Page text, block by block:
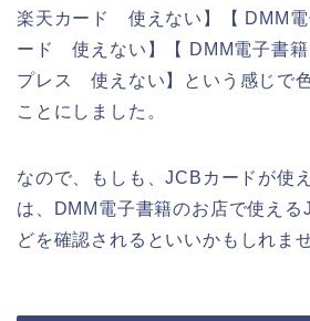
楽天カード 使えない】【 DMM
ード 使えない】【 DMM電子書
プレス 使えない】という感じで
ことにしました。
なので、もしも、JCBカードが使
は、DMM電子書籍のお店で使え
どを確認されるといいかもしれま